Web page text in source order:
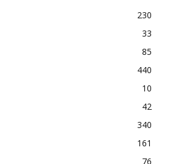
230
33
85
440
10
42
340
161
76